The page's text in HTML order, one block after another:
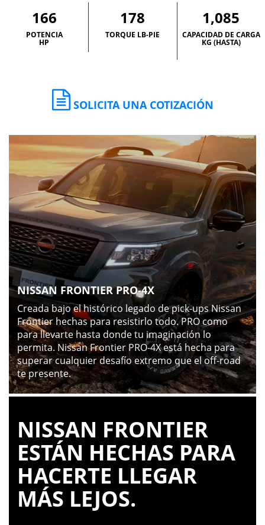
166
POTENCIA
HP
178
TORQUE LB-PIE
1,085
CAPACIDAD DE CARGA
KG (HASTA)
SOLICITA UNA COTIZACIÓN
NISSAN FRONTIER PRO-4X
Creada bajo el histórico legado de pick-ups Nissan
Frontier hechas para resistirlo todo. PRO como
para llevarte hasta donde tu imaginación lo
permita. Nissan Frontier PRO-4X está hecha para
superar cualquier desafío extremo que el off-road
te presente.
NISSAN FRONTIER
ESTÁN HECHAS PARA
HACERTE LLEGAR
MÁS LEJOS.